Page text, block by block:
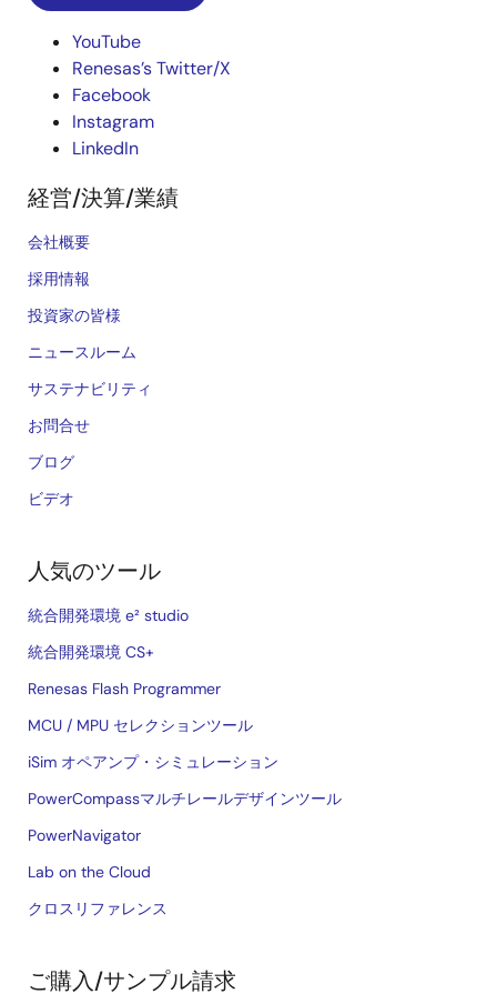
YouTube
Renesas’s Twitter/X
Facebook
Instagram
LinkedIn
経営/決算/業績
会社概要
採用情報
投資家の皆様
ニュースルーム
サステナビリティ
お問合せ
ブログ
ビデオ
人気のツール
統合開発環境 e² studio
統合開発環境 CS+
Renesas Flash Programmer
MCU / MPU セレクションツール
iSim オペアンプ・シミュレーション
PowerCompassマルチレールデザインツール
PowerNavigator
Lab on the Cloud
クロスリファレンス
ご購入/サンプル請求